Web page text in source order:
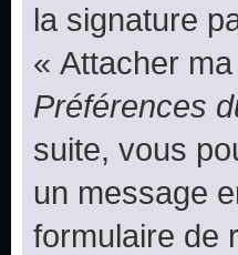
la signature
« Attacher
Préférences
suite, vous
un message
formulaire de